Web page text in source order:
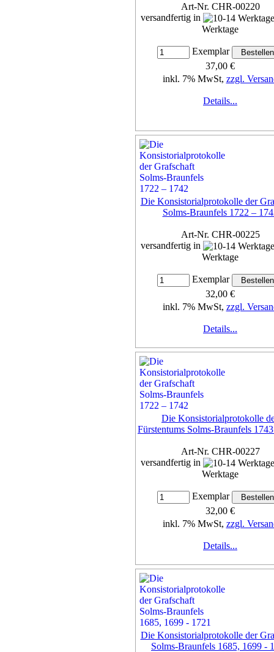
Art-Nr. CHR-00220
versandfertig in
Werktage
Exemplar
37,00 €
inkl. 7% MwSt, zzgl.
Details...
Die Konsistorialprotokolle der
Solms-Braunfels 1722 –
Art-Nr. CHR-00225
versandfertig in
Werktage
Exemplar
32,00 €
inkl. 7% MwSt, zzgl.
Details...
Die Konsistorialprotokolle
Fürstentums Solms-Braunfels
Art-Nr. CHR-00227
versandfertig in
Werktage
Exemplar
32,00 €
inkl. 7% MwSt, zzgl.
Details...
Die Konsistorialprotokolle der
Solms-Braunfels 1685, 1699 -